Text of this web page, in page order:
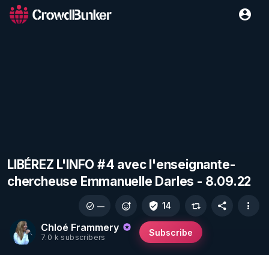
LIBÉREZ L'INFO #4 avec l'enseignante-
chercheuse Emmanuelle Darles - 8.09.22
Chloé Frammery
7.0 k subscribers
Subscribe
— 14